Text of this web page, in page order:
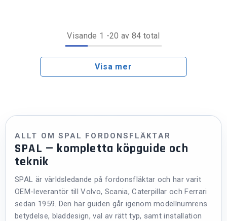
Visande 1 -20 av 84 total
Visa mer
ALLT OM SPAL FORDONSFLÄKTAR
SPAL — kompletta köpguide och
teknik
SPAL är världsledande på fordonsfläktar och har varit
OEM-leverantör till Volvo, Scania, Caterpillar och Ferrari
sedan 1959. Den här guiden går igenom modellnumrens
betydelse, bladdesign, val av rätt typ, samt installation